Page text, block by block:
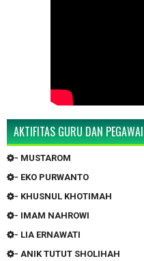
AKTIFITAS GURU DAN PEGAWAI
- MUSTAROM
- EKO PURWANTO
- KHUSNUL KHOTIMAH
- IMAM NAHROWI
- LIA ERNAWATI
- ANIK TUTUT SHOLIHAH